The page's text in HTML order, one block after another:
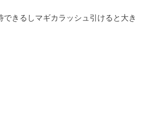
できるしマギカラッシュ引けると大き